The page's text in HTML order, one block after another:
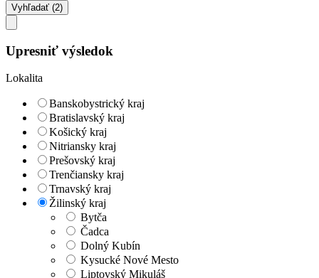
Upresniť výsledok
Lokalita
Banskobystrický kraj
Bratislavský kraj
Košický kraj
Nitriansky kraj
Prešovský kraj
Trenčiansky kraj
Trnavský kraj
Žilinský kraj
Bytča
Čadca
Dolný Kubín
Kysucké Nové Mesto
Liptovský Mikuláš